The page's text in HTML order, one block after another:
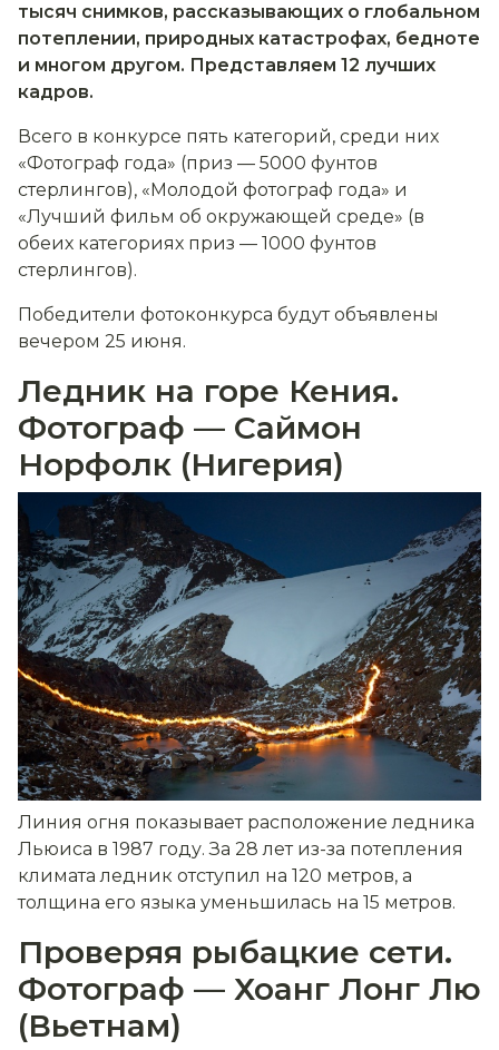
тысяч снимков, рассказывающих о глобальном
потеплении, природных катастрофах, бедноте
и многом другом. Представляем 12 лучших
кадров.
Всего в конкурсе пять категорий, среди них
«Фотограф года» (приз — 5000 фунтов
стерлингов), «Молодой фотограф года» и
«Лучший фильм об окружающей среде» (в
обеих категориях приз — 1000 фунтов
стерлингов).
Победители фотоконкурса будут объявлены
вечером 25 июня.
Ледник на горе Кения.
Фотограф — Саймон
Норфолк (Нигерия)
Линия огня показывает расположение ледника
Льюиса в 1987 году. За 28 лет из-за потепления
климата ледник отступил на 120 метров, а
толщина его языка уменьшилась на 15 метров.
Проверяя рыбацкие сети.
Фотограф — Хоанг Лонг Лю
(Вьетнам)